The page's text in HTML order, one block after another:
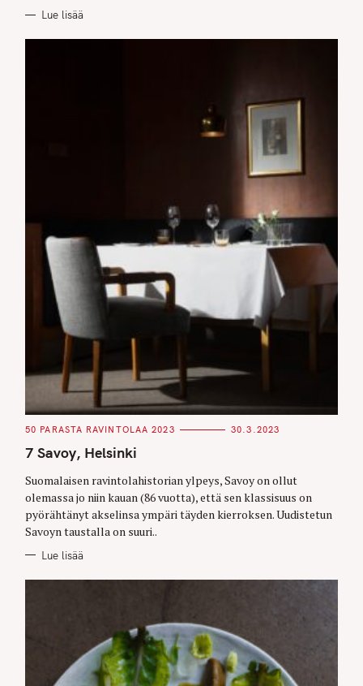
Lue lisää
C
T
E
O
R
I
S
50 PARASTA RAVINTOLAA 2023 30.3.2023
7 Savoy, Helsinki
Suomalaisen ravintolahistorian ylpeys, Savoy on ollut
olemassa jo niin kauan (86 vuotta), että sen klassisuus on
pyörähtänyt akselinsa ympäri täyden kierroksen. Uudistetun
Savoyn taustalla on suuri..
Lue lisää